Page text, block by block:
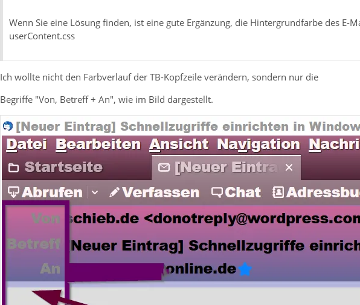
Wenn Sie eine Lösung finden, ist eine gute Ergänzung, die Hintergrundfarbe des E-
userContent.css
Ich wollte nicht den Farbverlauf der TB-Kopfzeile verändern, sondern nur die
Begriffe "Von, Betreff + An", wie im Bild dargestellt.